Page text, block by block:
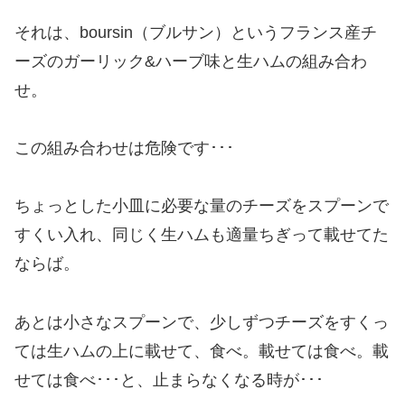
それは、boursin（ブルサン）というフランス産チ
ーズのガーリック&ハーブ味と生ハムの組み合わ
せ。
この組み合わせは危険です･･･
ちょっとした小皿に必要な量のチーズをスプーンで
すくい入れ、同じく生ハムも適量ちぎって載せてた
ならば。
あとは小さなスプーンで、少しずつチーズをすくっ
ては生ハムの上に載せて、食べ。載せては食べ。載
せては食べ･･･と、止まらなくなる時が･･･